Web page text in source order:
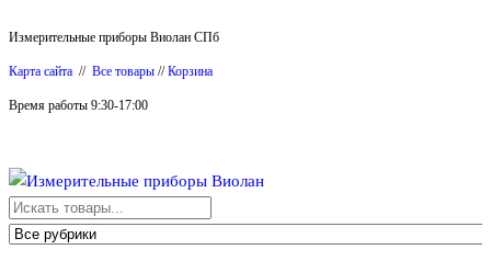
к
содержимому
Измерительные приборы Виолан СПб
Карта сайта // Все товары //Корзина
Время работы 9:30-17:00
Измерительные приборы Виолан